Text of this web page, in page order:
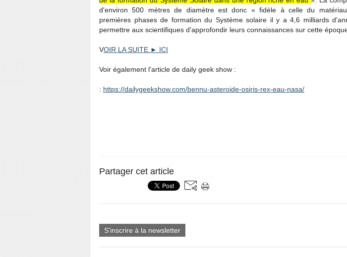
d'environ 500 mètres de diamètre est donc « fidèle à celle du
premières phases de formation du Système solaire il y a 4,6 milliards
permettre aux scientifiques d'approfondir leurs connaissances sur cette
VOIR LA SUITE ► ICI
Voir également l'article de daily geek show :
: https://dailygeekshow.com/bennu-asteroide-osiris-rex-eau-nasa/
Partager cet article
S'inscrire à la newsletter